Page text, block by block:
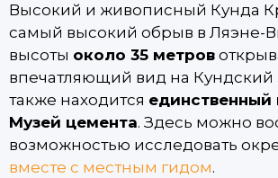
Высокий и живописный Кунда
самый высокий обрыв в Ляэне-
высоты около 35 метров
впечатляющий вид на Кундский
также находится единственный
Музей цемента. Здесь можно
возможностью исследовать
вместе с местным гидом.